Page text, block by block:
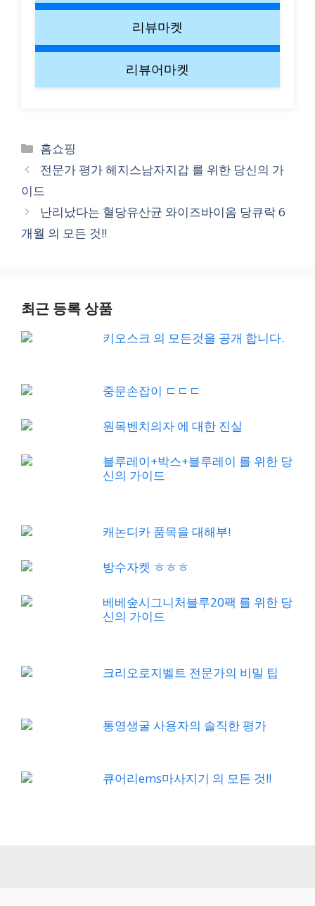
리뷰마켓
리뷰어마켓
Categories
홈쇼핑
전문가 평가 헤지스남자지갑 를 위한 당신의 가
이드
난리났다는 혈당유산균 와이즈바이옴 당큐락 6
개월 의 모든 것!!
최근 등록 상품
키오스크 의 모든것을 공개 합니다.
중문손잡이 ㄷㄷㄷ
원목벤치의자 에 대한 진실
블루레이+박스+블루레이 를 위한 당
신의 가이드
캐논디카 품목을 대해부!
방수자켓 ㅎㅎㅎ
베베숲시그니처블루20팩 를 위한 당
신의 가이드
크리오로지벨트 전문가의 비밀 팁
통영생굴 사용자의 솔직한 평가
큐어리ems마사지기 의 모든 것!!